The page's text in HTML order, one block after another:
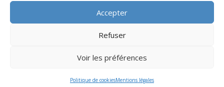
Accepter
Refuser
Voir les préférences
Politique de cookiesMentions légales
Etienne Noëlet réalisé parl'Atelier du Web